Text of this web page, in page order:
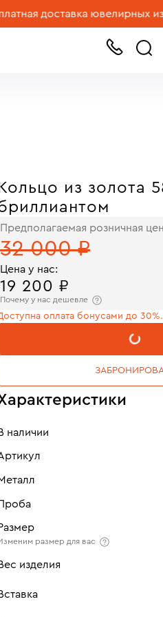
доставка ювелирных
Кольцо из золота
Предполагаемая розничная
32 000 ₽
Цена у нас:
19 200 ₽
Почему у нас дешевле
оплата бонусами до 30%.
В КОРЗИНУ
наличии
размер для вас
изделия